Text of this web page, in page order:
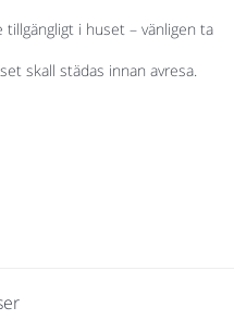
tillgängligt i huset – vänligen ta
skall städas innan avresa.